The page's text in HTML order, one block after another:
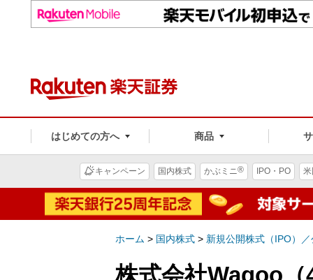
はじめての方へ 商品
キャンペーン 国内株式 かぶミニ® IPO・PO
ホーム > 国内株式 > 新規公開株式（IPO）
株式会社Waqoo